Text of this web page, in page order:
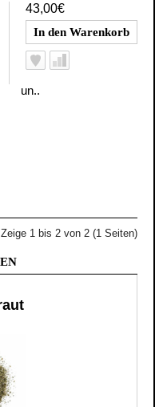
43,00€
un..
Zeige 1 bis 2 von 2 (1 Seiten)